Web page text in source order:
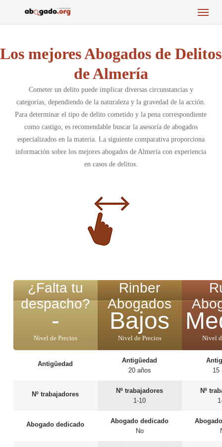
Menu
Los mejores Abogados de Delitos
de Almería
Cometer un delito puede implicar diversas circunstancias y
categorías, dependiendo de la naturaleza y la gravedad de la acción.
Para determinar el tipo de delito cometido y la pena correspondiente
como castigo, es recomendable buscar la asesoría de abogados
especializados en la materia. La siguiente comparativa proporciona
información sobre los mejores abogados de Almería con experiencia
en casos de delitos.
¿Falta tu
despacho?
-
Nivel de Precios
Antigüedad
Nº trabajadores
Abogado dedicado
Rinber
Abogados
Bajos
Nivel de Precios
Antigüedad
20 años
Nº trabajadores
1-10
Abogado dedicado
No
Nivel
15
Nº